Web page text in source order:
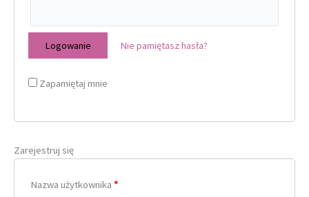
Nie pamiętasz hasła?
Zapamiętaj mnie
Zarejestruj się
Nazwa użytkownika *